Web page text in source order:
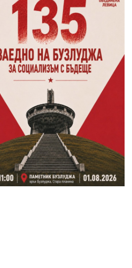
АВТОРИ
РЕДАКЦИЯ
РЕКЛАМА
АБОНАМЕНТ
УСЛОВИЯ ЗА ПОЛЗВАНЕ
ПОЛИТИКА ЗА БИСКВИТКИТЕ
ПОЛИТИКАТА ЗА